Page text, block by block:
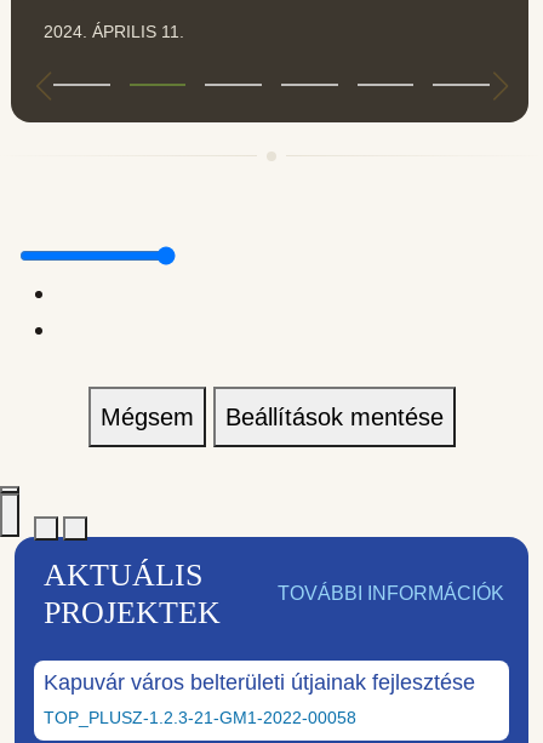
2024. ÁPRILIS 11.
Mégsem Beállítások mentése
AKTUÁLIS
PROJEKTEK
TOVÁBBI INFORMÁCIÓK
Kapuvár város belterületi útjainak fejlesztése
TOP_PLUSZ-1.2.3-21-GM1-2022-00058